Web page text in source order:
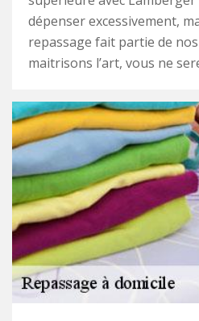
dépenser excessivement,
repassage fait partie de
maitrisons l’art, vous ne